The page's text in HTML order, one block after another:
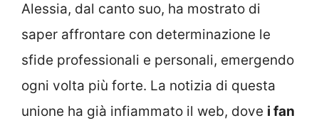
Alessia, dal canto suo, ha mostrato di
saper affrontare con determinazione le
sfide professionali e personali, emergendo
ogni volta più forte. La notizia di questa
unione ha già infiammato il web, dove i fan